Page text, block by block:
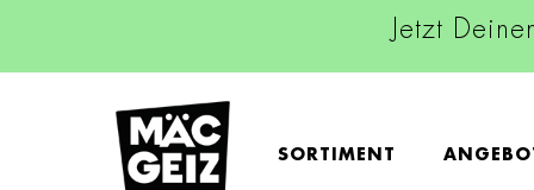
Jetzt
SORTIMENT